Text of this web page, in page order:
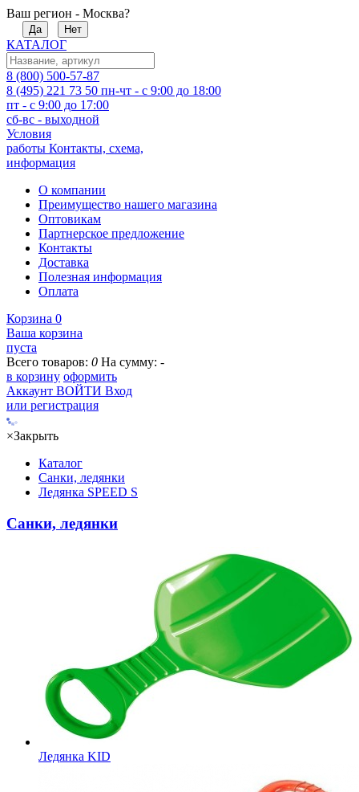
Ваш регион - Москва?
Да Нет
КАТАЛОГ
8 (800) 500-57-87
8 (495) 221 73 50 пн-чт - с 9:00 до 18:00
пт - с 9:00 до 17:00
сб-вс - выходной
Условия
работы Контакты, схема,
информация
О компании
Преимущество нашего магазина
Оптовикам
Партнерское предложение
Контакты
Доставка
Полезная информация
Оплата
Корзина 0
Ваша корзина
пуста
Всего товаров: 0 На сумму: -
в корзину оформить
Аккаунт ВОЙТИ Вход
или регистрация
×Закрыть
Каталог
Санки, ледянки
Ледянка SPEED S
Санки, ледянки
Ледянка KID